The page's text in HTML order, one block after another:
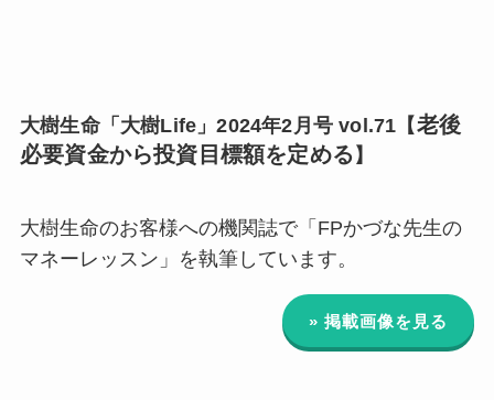
大樹生命「大樹Life」2024年2月号 vol.71【老後
必要資金から投資目標額を定める 】
大樹生命のお客様への機関誌で「FPかづな先生の
マネーレッスン」を執筆しています。
» 掲載画像を見る